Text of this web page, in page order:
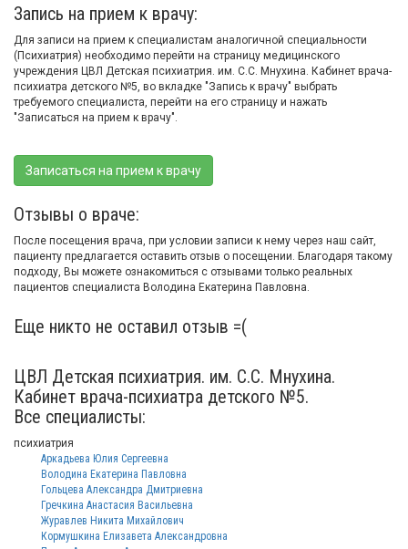
Запись на прием к врачу:
Для записи на прием к специалистам аналогичной специальности
(Психиатрия) необходимо перейти на страницу медицинского
учреждения ЦВЛ Детская психиатрия. им. С.С. Мнухина. Кабинет врача-
психиатра детского №5, во вкладке "Запись к врачу" выбрать
требуемого специалиста, перейти на его страницу и нажать
"Записаться на прием к врачу".
Записаться на прием к врачу
Отзывы о враче:
После посещения врача, при условии записи к нему через наш сайт,
пациенту предлагается оставить отзыв о посещении. Благодаря такому
подходу, Вы можете ознакомиться с отзывами только реальных
пациентов специалиста Володина Екатерина Павловна.
Еще никто не оставил отзыв =(
ЦВЛ Детская психиатрия. им. С.С. Мнухина.
Кабинет врача-психиатра детского №5.
Все специалисты:
психиатрия
Аркадьева Юлия Сергеевна
Володина Екатерина Павловна
Гольцева Александра Дмитриевна
Гречкина Анастасия Васильевна
Журавлев Никита Михайлович
Кормушкина Елизавета Александровна